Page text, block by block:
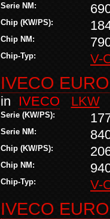
Serie NM:
Chip (KW/PS):
Chip NM:
Chip-Typ: V-
IVECO
in IVECO LKW
Serie (KW/PS):
Serie NM:
Chip (KW/PS):
Chip NM:
Chip-Typ: V-
IVECO